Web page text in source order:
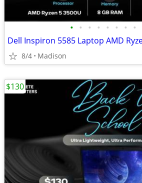
• • • • • • • •
8/4 Madison
$130